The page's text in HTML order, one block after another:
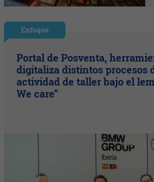
Enfoque
Portal de Posventa,
digitaliza distintos procesos
actividad de taller bajo el
We care”